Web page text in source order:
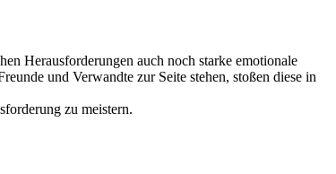
Herausforderungen auch noch starke emotionale
und Verwandte zur Seite stehen, stoßen diese in
zu meistern.